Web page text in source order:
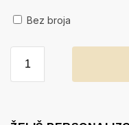
Bez broja